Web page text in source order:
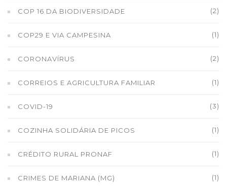
COP 16 DA BIODIVERSIDADE (2)
COP29 E VIA CAMPESINA (1)
CORONAVÍRUS (2)
CORREIOS E AGRICULTURA FAMILIAR (1)
COVID-19 (3)
COZINHA SOLIDÁRIA DE PICOS (1)
CRÉDITO RURAL PRONAF (1)
CRIMES DE MARIANA (MG) (1)